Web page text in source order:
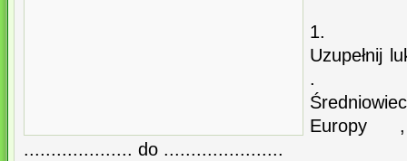
1.
Uzupełnij
.
Europy
.................... do ......................